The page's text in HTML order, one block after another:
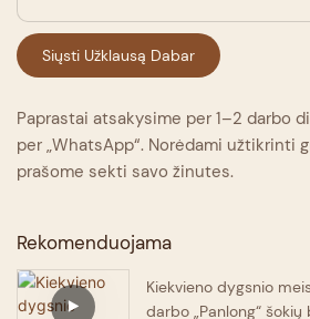
Siųsti Užklausą Dabar
Paprastai atsakysime per 1–2 darbo
per „WhatsApp“. Norėdami užtikrinti
prašome sekti savo žinutes.
Rekomenduojama
Kiekvieno dygsnio
darbo „Panlong“